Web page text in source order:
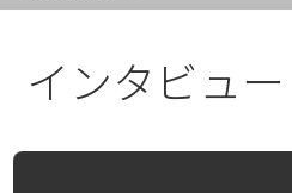
インタビュー